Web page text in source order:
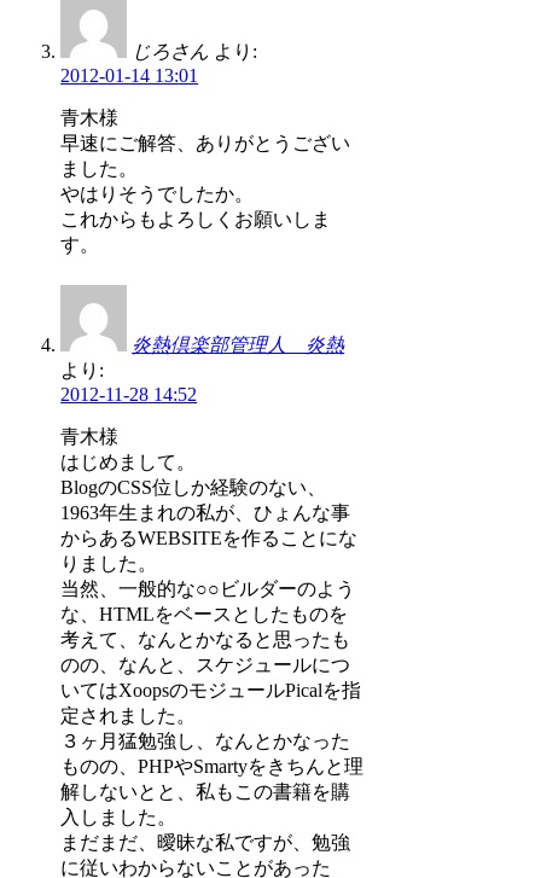
じろさん より:
2012-01-14 13:01
青木様
早速にご解答、ありがとうござい
ました。
やはりそうでしたか。
これからもよろしくお願いしま
す。
炎熱倶楽部管理人 炎熱
より:
2012-11-28 14:52
青木様
はじめまして。
BlogのCSS位しか経験のない、
1963年生まれの私が、ひょんな事
からあるWEBSITEを作ることにな
りました。
当然、一般的な○○ビルダーのよう
な、HTMLをベースとしたものを
考えて、なんとかなると思ったも
のの、なんと、スケジュールにつ
いてはXoopsのモジュールPicalを指
定されました。
３ヶ月猛勉強し、なんとかなった
ものの、PHPやSmartyをきちんと理
解しないとと、私もこの書籍を購
入しました。
まだまだ、曖昧な私ですが、勉強
に従いわからないことがあった